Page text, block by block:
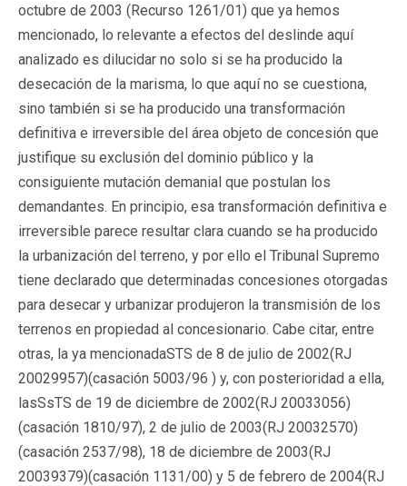
octubre de 2003 (Recurso 1261/01) que ya hemos
mencionado, lo relevante a efectos del deslinde aquí
analizado es dilucidar no solo si se ha producido la
desecación de la marisma, lo que aquí no se cuestiona,
sino también si se ha producido una transformación
definitiva e irreversible del área objeto de concesión que
justifique su exclusión del dominio público y la
consiguiente mutación demanial que postulan los
demandantes. En principio, esa transformación definitiva e
irreversible parece resultar clara cuando se ha producido
la urbanización del terreno, y por ello el Tribunal Supremo
tiene declarado que determinadas concesiones otorgadas
para desecar y urbanizar produjeron la transmisión de los
terrenos en propiedad al concesionario. Cabe citar, entre
otras, la ya mencionadaSTS de 8 de julio de 2002(RJ
20029957)(casación 5003/96 ) y, con posterioridad a ella,
lasSsTS de 19 de diciembre de 2002(RJ 20033056)
(casación 1810/97), 2 de julio de 2003(RJ 20032570)
(casación 2537/98), 18 de diciembre de 2003(RJ
20039379)(casación 1131/00) y 5 de febrero de 2004(RJ